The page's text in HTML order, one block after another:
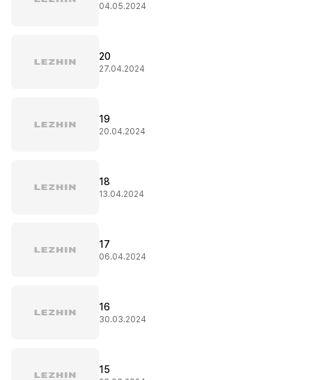
04.05.2024
20
27.04.2024
19
20.04.2024
18
13.04.2024
17
06.04.2024
16
30.03.2024
15